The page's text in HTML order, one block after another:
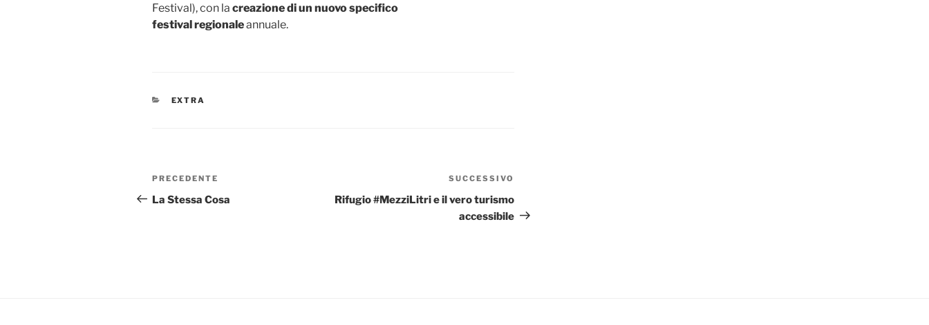
Festival), con la creazione di un nuovo specifico
festivalregionaleannuale.
CATEGORIE
EXTRA
Navigazione
articoli
Articolo
precedente:
PRECEDENTE
La Stessa Cosa
successivo
SUCCESSIVO
Rifugio #MezziLitri e il vero turismo
accessibile